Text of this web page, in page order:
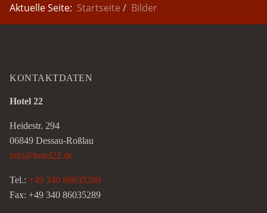
Aktuelle Seite: Startseite Bilder
KONTAKTDATEN
Hotel 22
Heidestr. 294
06849 Dessau-Roßlau
info@hotel22.de
Tel.: +49 340 86035280
Fax: +49 340 86035289